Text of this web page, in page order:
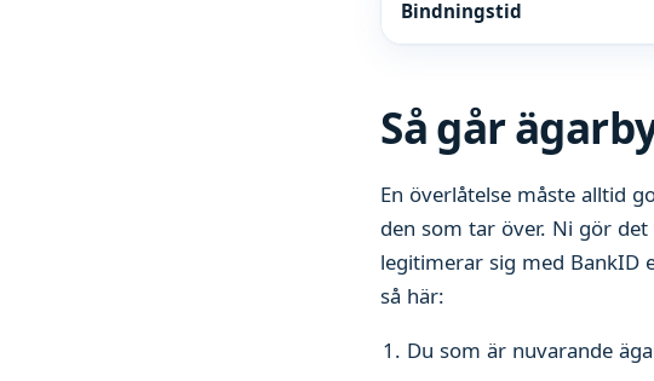
Bindningstid
Så går
En överlåtelse måste alltid
den som tar över. Ni gör
legitimerar sig med BankID
så här:
Du som är nuvarande